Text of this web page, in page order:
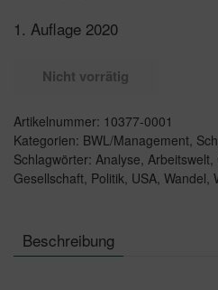
1. Auflage 2020
Nicht vorrätig
Artikelnummer: 10377-0001
Kategorien: BWL/Management
Schlagwörter: Analyse Arbeitswelt
Gesellschaft Politik USA Wandel
Beschreibung